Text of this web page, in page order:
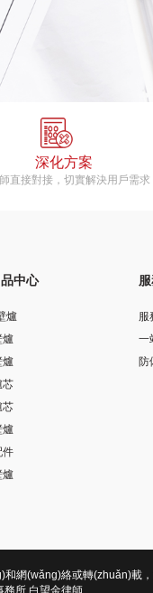
深化方案
直接對接，切實解決用戶需求
中心
爐
爐
爐
芯
芯
爐
件
爐
服
一
防
網(wǎng)絡或轉(zhuǎn)載
所 白望金律師